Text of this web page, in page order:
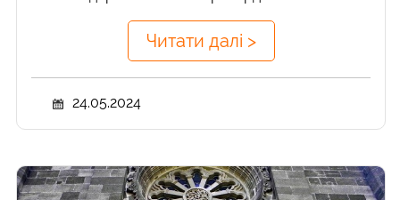
Читати далі >
24.05.2024